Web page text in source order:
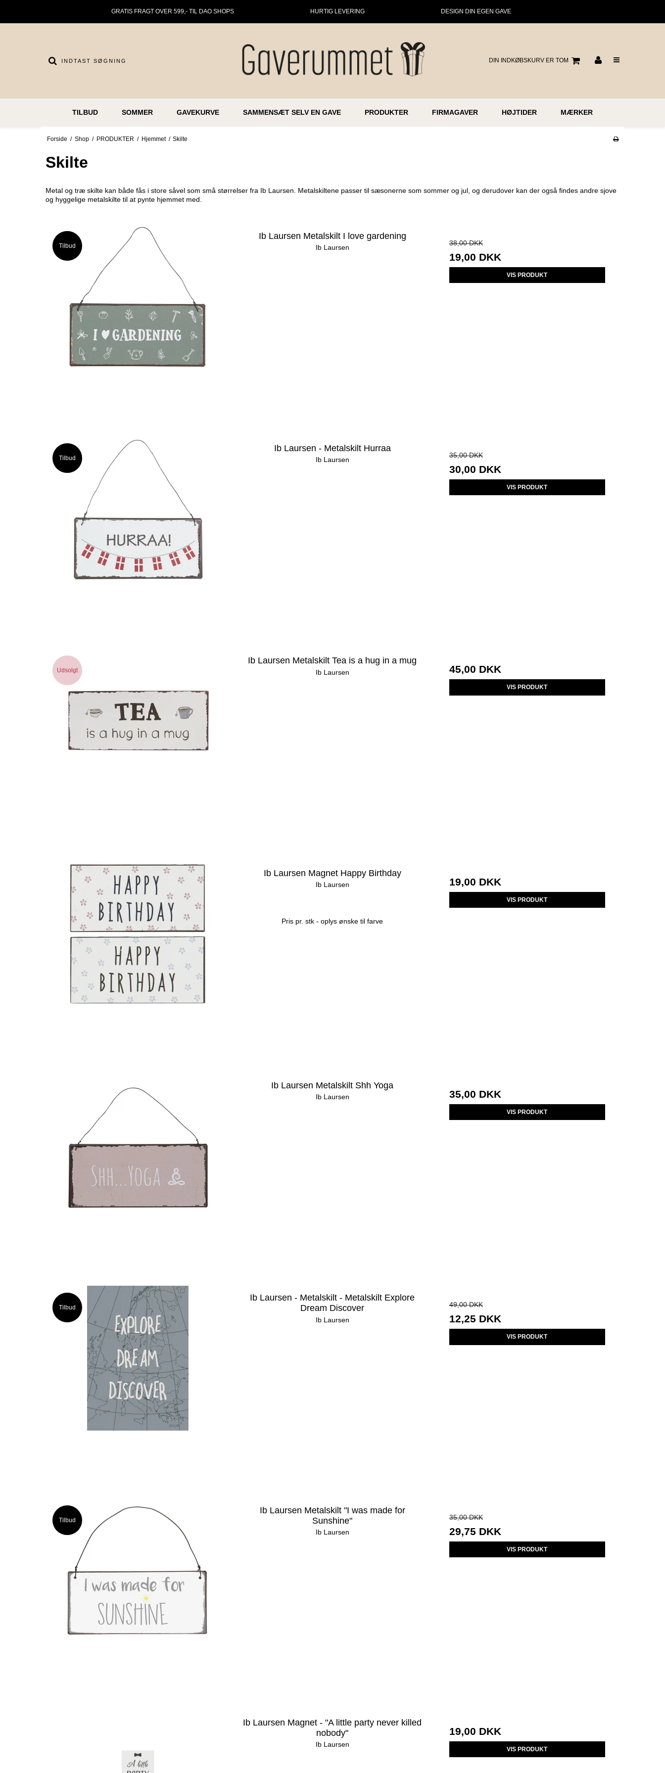
GRATIS FRAGT OVER 599,- TIL DAO SHOPS HURTIG LEVERING DESIGN DIN EGEN GAVE
DIN INDKØBSKURV ER TOM
TILBUD SOMMER GAVEKURVE SAMMENSÆT SELV EN GAVE PRODUKTER FIRMAGAVER HØJTIDER MÆRKER
Forside / Shop / PRODUKTER / Hjemmet / Skilte
Skilte
Metal og træ skilte kan både fås i store såvel som små størrelser fra Ib Laursen. Metalskiltene passer til sæsonerne som sommer og jul, og derudover kan der også findes andre sjove
og hyggelige metalskilte til at pynte hjemmet med.
Tilbud
Ib Laursen Metalskilt I love gardening
Ib Laursen
38,00 DKK
19,00 DKK
VIS PRODUKT
Tilbud
Ib Laursen - Metalskilt Hurraa
Ib Laursen
35,00 DKK
30,00 DKK
VIS PRODUKT
Udsolgt
Ib Laursen Metalskilt Tea is a hug in a mug
Ib Laursen 45,00 DKK
VIS PRODUKT
Ib Laursen Magnet Happy Birthday
Ib Laursen
Pris pr. stk - oplys ønske til farve
19,00 DKK
VIS PRODUKT
Ib Laursen Metalskilt Shh Yoga
Ib Laursen 35,00 DKK
VIS PRODUKT
Tilbud
Ib Laursen - Metalskilt - Metalskilt Explore
Dream Discover
Ib Laursen
49,00 DKK
12,25 DKK
VIS PRODUKT
Tilbud
Ib Laursen Metalskilt "I was made for
Sunshine"
Ib Laursen
35,00 DKK
29,75 DKK
VIS PRODUKT
Ib Laursen Magnet - "A little party never killed
nobody"
Ib Laursen
19,00 DKK
VIS PRODUKT